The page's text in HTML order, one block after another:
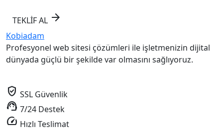
TEKLİF AL arrow_forward
Kobiadam
Profesyonel web sitesi çözümleri ile işletmenizin dijital
dünyada güçlü bir şekilde var olmasını sağlıyoruz.
verified_user SSL Güvenlik
support_agent 7/24 Destek
speed Hızlı Teslimat